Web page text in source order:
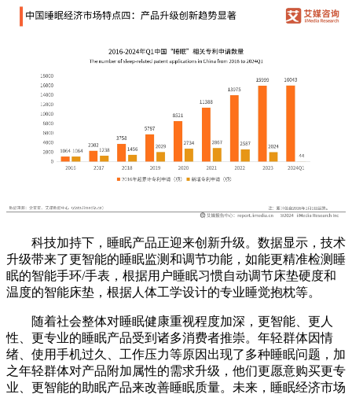
科技加持下，睡眠产品正迎来创新升级。数据显示，技术
升级带来了更智能的睡眠监测和调节功能，如能更精准检测睡
眠的智能手环/手表，根据用户睡眠习惯自动调节床垫硬度和
温度的智能床垫，根据人体工学设计的专业睡觉抱枕等。
随着社会整体对睡眠健康重视程度加深，更智能、更人
性、更专业的睡眠产品受到诸多消费者推崇。年轻群体因情
绪、使用手机过久、工作压力等原因出现了多种睡眠问题，加
之年轻群体对产品附加属性的需求升级，他们更愿意购买更专
业、更智能的助眠产品来改善睡眠质量。未来，睡眠经济市场